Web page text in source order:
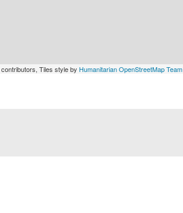
contributors, Tiles style by Humanitarian OpenStreetMap Team